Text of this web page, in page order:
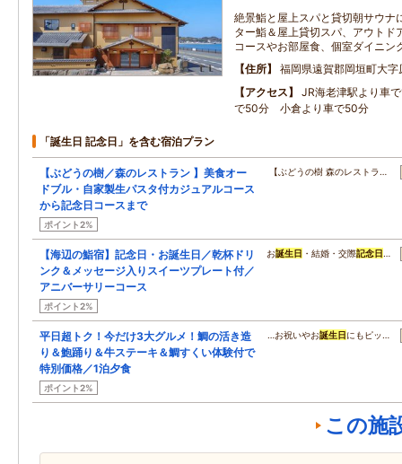
絶景鮨と屋上スパと貸切朝サウナ
ター鮨＆屋上貸切スパ、アウトド
コースやお部屋食、個室ダイニン
住所
福岡県遠賀郡岡垣町大字
アクセス
JR海老津駅より車
で50分 小倉より車で50分
「誕生日 記念日」を含む宿泊プラン
【ぶどうの樹／森のレストラン 】美食オー
ドブル・自家製生パスタ付カジュアルコース
から記念日コースまで
ポイント2%
【ぶどうの樹 森のレストラ…
【海辺の鮨宿】記念日・お誕生日／乾杯ドリ
ンク＆メッセージ入りスイーツプレート付／
アニバーサリーコース
ポイント2%
お誕生日 ・結婚・交際記念日 …
平日超トク！今だけ3大グルメ！鯛の活き造
り＆鮑踊り＆牛ステーキ＆鯛すくい体験付で
特別価格／1泊夕食
ポイント2%
…お祝いやお誕生日 にもピッ…
この施